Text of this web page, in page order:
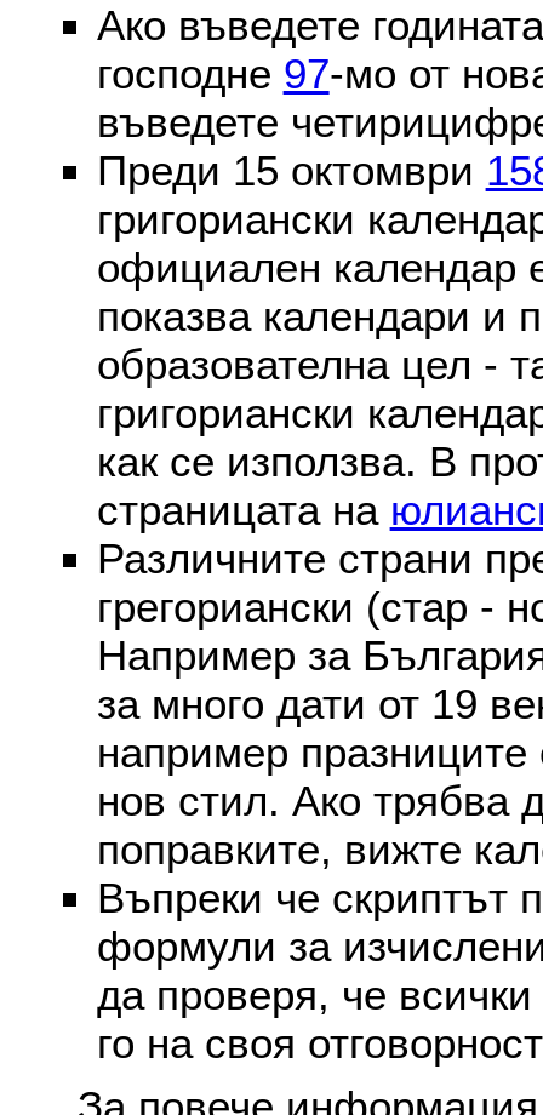
Ако въведете
господне 97-мо от
въведете
Преди 15 октомври
григориански
официален календар
показва календари и
образователна цел -
григориански
как се използва. В
страницата на
Различните страни
грегориански (стар -
Например за
за много дати от 19
например празниците
нов стил. Ако трябва
поправките, вижте
Въпреки че скриптът
формули за
да проверя, че
го на своя